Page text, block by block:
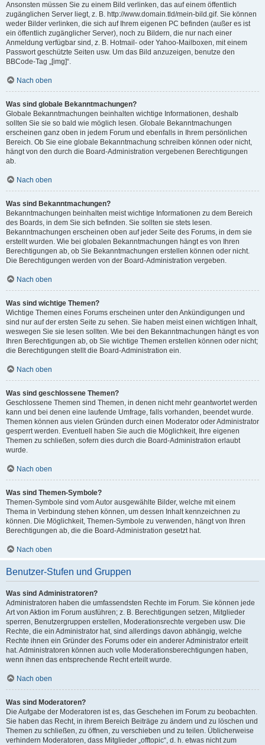
Ansonsten müssen Sie zu einem Bild verlinken, das auf einem öffentlich
zugänglichen Server liegt, z. B. http://www.domain.tld/mein-bild.gif. Sie können
weder Bilder verlinken, die sich auf Ihrem eigenen PC befinden (außer es ist
ein öffentlich zugänglicher Server), noch zu Bildern, die nur nach einer
Anmeldung verfügbar sind, z. B. Hotmail- oder Yahoo-Mailboxen, mit einem
Passwort geschützte Seiten usw. Um das Bild anzuzeigen, benutze den
BBCode-Tag „[img]“.
Nach oben
Was sind globale Bekanntmachungen?
Globale Bekanntmachungen beinhalten wichtige Informationen, deshalb
sollten Sie sie so bald wie möglich lesen. Globale Bekanntmachungen
erscheinen ganz oben in jedem Forum und ebenfalls in Ihrem persönlichen
Bereich. Ob Sie eine globale Bekanntmachung schreiben können oder nicht,
hängt von den durch die Board-Administration vergebenen Berechtigungen
ab.
Nach oben
Was sind Bekanntmachungen?
Bekanntmachungen beinhalten meist wichtige Informationen zu dem Bereich
des Boards, in dem Sie sich befinden. Sie sollten sie stets lesen.
Bekanntmachungen erscheinen oben auf jeder Seite des Forums, in dem sie
erstellt wurden. Wie bei globalen Bekanntmachungen hängt es von Ihren
Berechtigungen ab, ob Sie Bekanntmachungen erstellen können oder nicht.
Die Berechtigungen werden von der Board-Administration vergeben.
Nach oben
Was sind wichtige Themen?
Wichtige Themen eines Forums erscheinen unter den Ankündigungen und
sind nur auf der ersten Seite zu sehen. Sie haben meist einen wichtigen Inhalt,
weswegen Sie sie lesen sollten. Wie bei den Bekanntmachungen hängt es von
Ihren Berechtigungen ab, ob Sie wichtige Themen erstellen können oder nicht;
die Berechtigungen stellt die Board-Administration ein.
Nach oben
Was sind geschlossene Themen?
Geschlossene Themen sind Themen, in denen nicht mehr geantwortet werden
kann und bei denen eine laufende Umfrage, falls vorhanden, beendet wurde.
Themen können aus vielen Gründen durch einen Moderator oder Administrator
gesperrt werden. Eventuell haben Sie auch die Möglichkeit, Ihre eigenen
Themen zu schließen, sofern dies durch die Board-Administration erlaubt
wurde.
Nach oben
Was sind Themen-Symbole?
Themen-Symbole sind vom Autor ausgewählte Bilder, welche mit einem
Thema in Verbindung stehen können, um dessen Inhalt kennzeichnen zu
können. Die Möglichkeit, Themen-Symbole zu verwenden, hängt von Ihren
Berechtigungen ab, die die Board-Administration gesetzt hat.
Nach oben
Benutzer-Stufen und Gruppen
Was sind Administratoren?
Administratoren haben die umfassendsten Rechte im Forum. Sie können jede
Art von Aktion im Forum ausführen; z. B. Berechtigungen setzen, Mitglieder
sperren, Benutzergruppen erstellen, Moderationsrechte vergeben usw. Die
Rechte, die ein Administrator hat, sind allerdings davon abhängig, welche
Rechte ihnen ein Gründer des Forums oder ein anderer Administrator erteilt
hat. Administratoren können auch volle Moderationsberechtigungen haben,
wenn ihnen das entsprechende Recht erteilt wurde.
Nach oben
Was sind Moderatoren?
Die Aufgabe der Moderatoren ist es, das Geschehen im Forum zu beobachten.
Sie haben das Recht, in ihrem Bereich Beiträge zu ändern und zu löschen und
Themen zu schließen, zu öffnen, zu verschieben und zu teilen. Üblicherweise
verhindern Moderatoren, dass Mitglieder „offtopic“, d. h. etwas nicht zum